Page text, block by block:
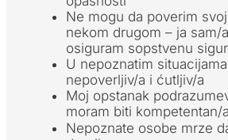
Ne mogu da poverim
nekom drugom – ja sam/
osiguram sopstvenu
U nepoznatim
nepoverljiv/a i ćutljiv/a
Moj opstanak
moram biti kompetentan/
Nepoznate osobe mrze